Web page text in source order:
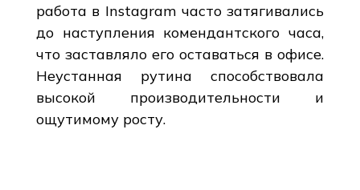
работа в Instagram часто затягивались
до наступления комендантского часа,
что заставляло его оставаться в офисе.
Неустанная рутина способствовала
высокой производительности и
ощутимому росту.